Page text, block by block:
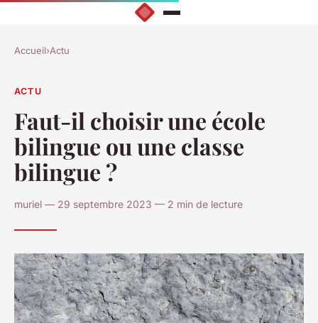
Accueil›Actu
ACTU
Faut-il choisir une école
bilingue ou une classe
bilingue ?
muriel — 29 septembre 2023 — 2 min de lecture